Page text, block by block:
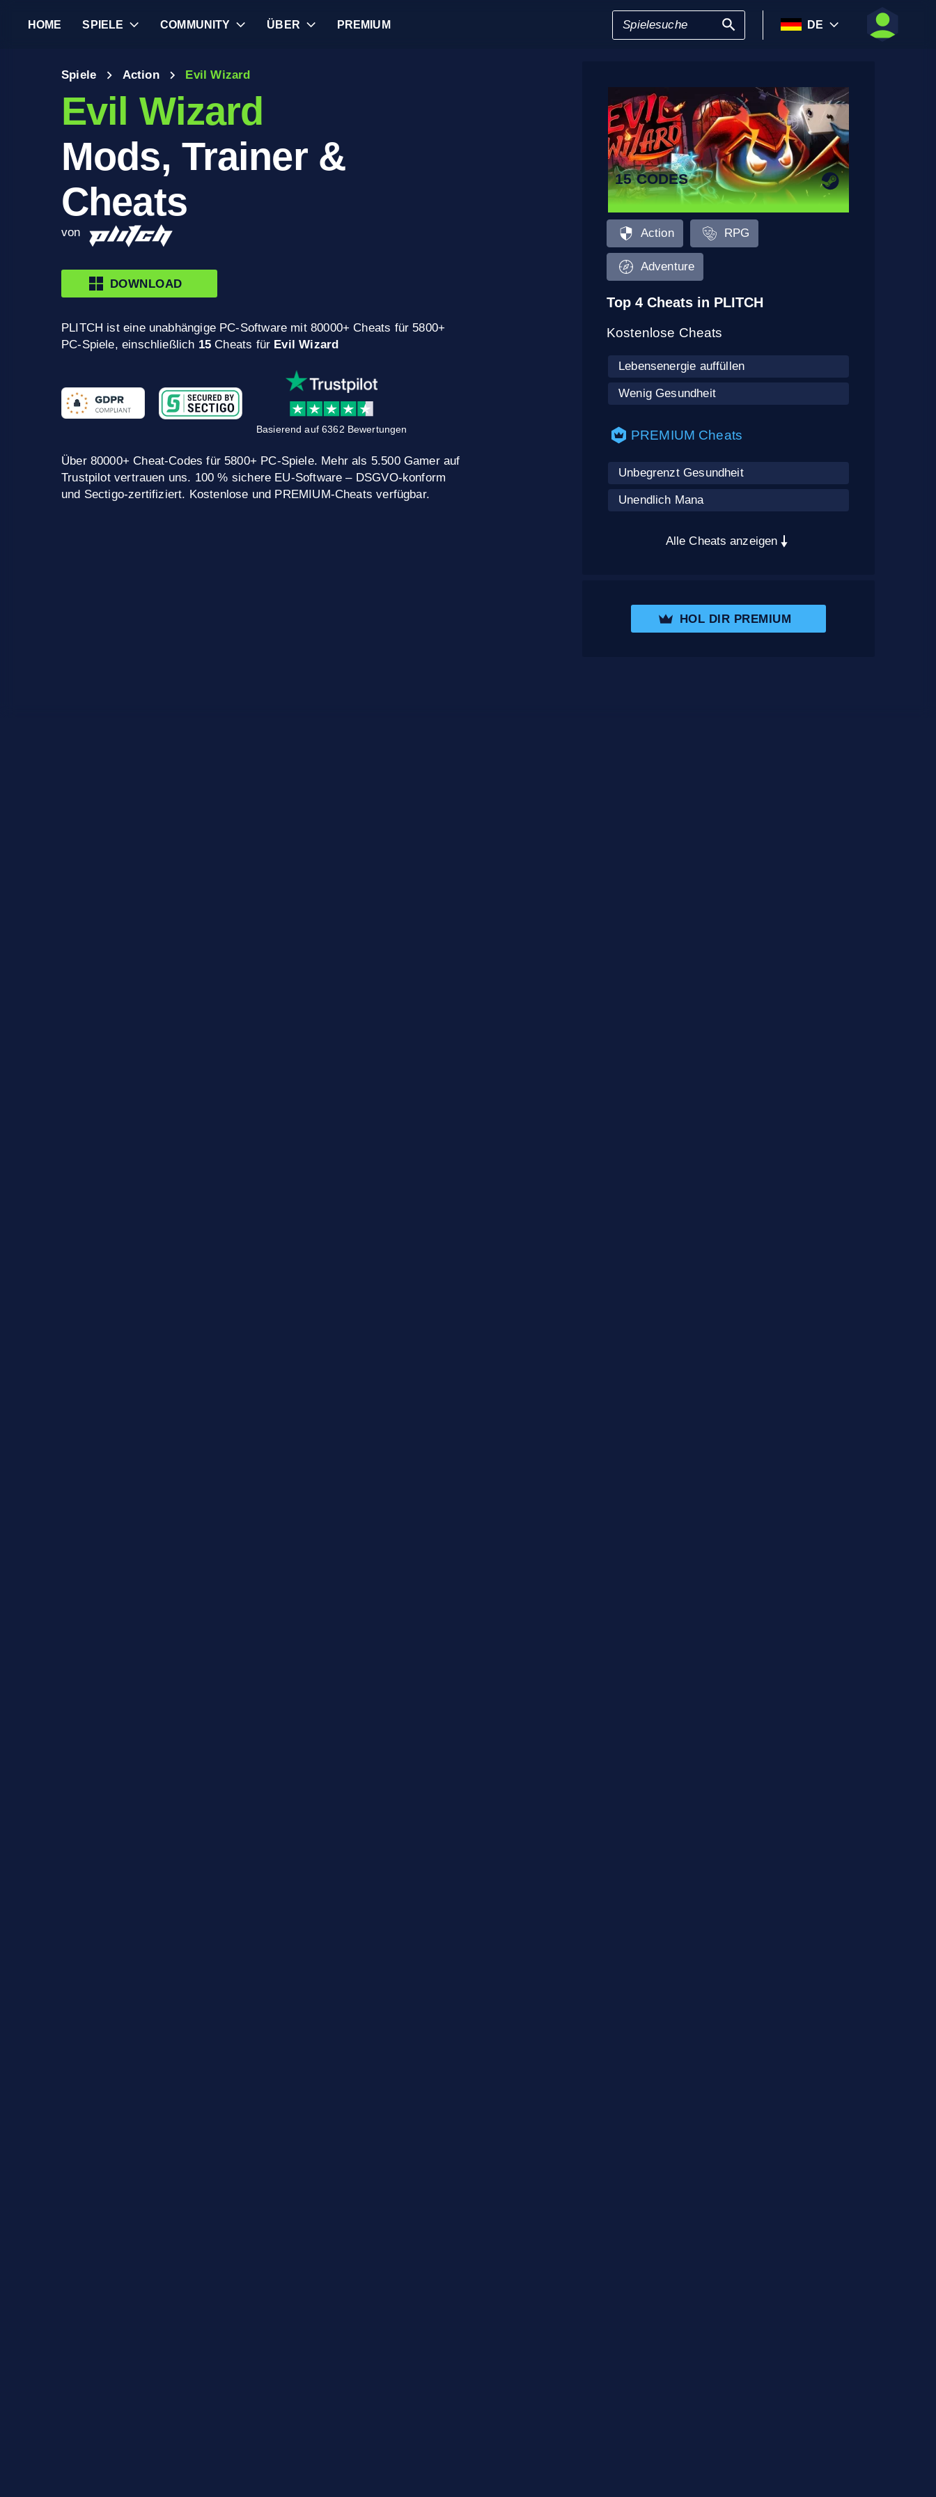
HOME SPIELE COMMUNITY ÜBER PREMIUM DE
Spiele Action Evil Wizard
Evil Wizard
Mods, Trainer &
Cheats
von
DOWNLOAD
PLITCH ist eine unabhängige PC-Software mit 80000+ Cheats für 5800+
PC-Spiele, einschließlich 15 Cheats für Evil Wizard
Basierend auf 6362 Bewertungen
Über 80000+ Cheat-Codes für 5800+ PC-Spiele. Mehr als 5.500 Gamer auf
Trustpilot vertrauen uns. 100 % sichere EU-Software – DSGVO-konform
und Sectigo-zertifiziert. Kostenlose und PREMIUM-Cheats verfügbar.
15 CODES
Action RPG
Adventure
Top 4 Cheats in PLITCH
Kostenlose Cheats
Lebensenergie auffüllen
Wenig Gesundheit
PREMIUM Cheats
Unbegrenzt Gesundheit
Unendlich Mana
Alle Cheats anzeigen
HOL DIR PREMIUM